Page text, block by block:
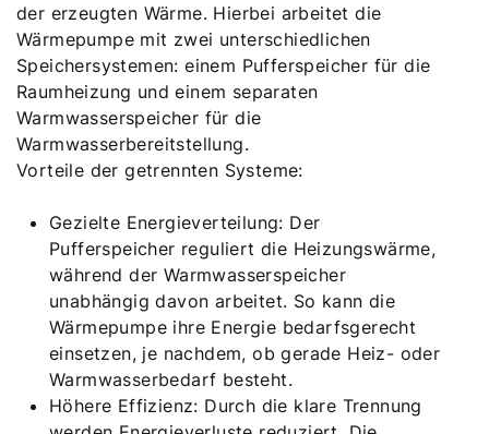
der erzeugten Wärme. Hierbei arbeitet die
Wärmepumpe mit zwei unterschiedlichen
Speichersystemen: einem Pufferspeicher für die
Raumheizung und einem separaten
Warmwasserspeicher für die
Warmwasserbereitstellung.
Vorteile der getrennten Systeme:
Gezielte Energieverteilung: Der
Pufferspeicher reguliert die Heizungswärme,
während der Warmwasserspeicher
unabhängig davon arbeitet. So kann die
Wärmepumpe ihre Energie bedarfsgerecht
einsetzen, je nachdem, ob gerade Heiz- oder
Warmwasserbedarf besteht.
Höhere Effizienz: Durch die klare Trennung